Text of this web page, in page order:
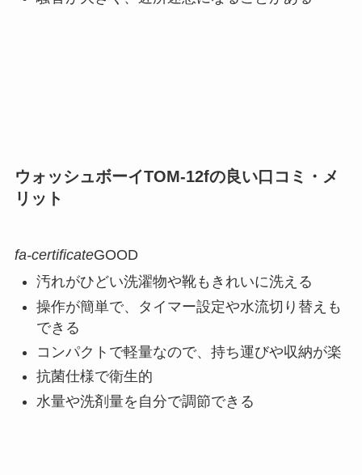
ウォッシュボーイTOM-12fの良い口コミ・メ
リット
fa-certificateGOOD
汚れがひどい洗濯物や靴もきれいに洗える
操作が簡単で、タイマー設定や水流切り替えも
できる
コンパクトで軽量なので、持ち運びや収納が楽
抗菌仕様で衛生的
水量や洗剤量を自分で調節できる